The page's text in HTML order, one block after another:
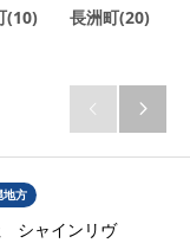
(10)
長洲町(20)
 
地方
シャインリヴ